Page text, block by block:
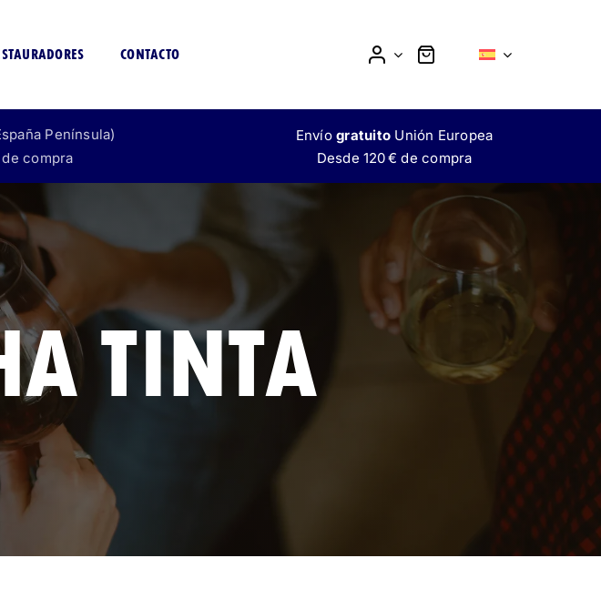
LICOR MOKTAIL
SIN ALCOHOL
CONTACTO
Península)
compra
Envíogratuito Unión Europea
Desde 120 € de compra
TINTA